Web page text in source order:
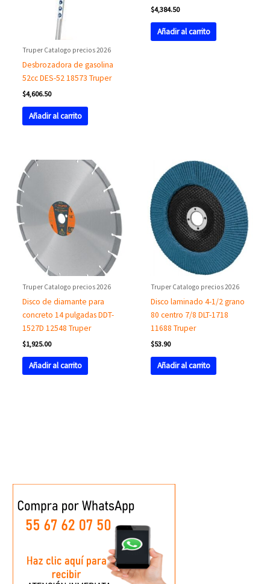
Truper Catalogo precios 2026
Desbrozadora de gasolina
52cc DES-52 18573 Truper
$4,606.50
Añadir al carrito
$4,384.50
Añadir al carrito
Truper Catalogo precios 2026
Disco de diamante para
concreto 14 pulgadas DDT-
1527D 12548 Truper
$1,925.00
Añadir al carrito
Truper Catalogo precios 2026
Disco laminado 4-1/2 grano
80 centro 7/8 DLT-1718
11688 Truper
$53.90
Añadir al carrito